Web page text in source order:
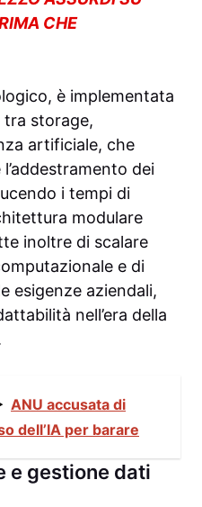
CHE
è implementata
tra storage,
artificiale, che
dei
i tempi di
modulare
inoltre di scalare
e di
esigenze aziendali,
nell’era della
ANU accusata di
dell’IA per barare
e gestione dati